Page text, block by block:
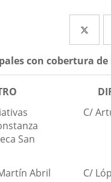
a
con cobertura de
San
C/
Abril
C/